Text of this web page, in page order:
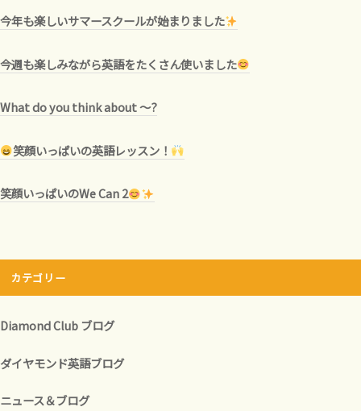
今年も楽しいサマースクールが始まりました
今週も楽しみながら英語をたくさん使いました
What do you think about ～?
笑顔いっぱいの英語レッスン！
笑顔いっぱいのWe Can 2
カテゴリー
Diamond Club ブログ
ダイヤモンド英語ブログ
ニュース＆ブログ